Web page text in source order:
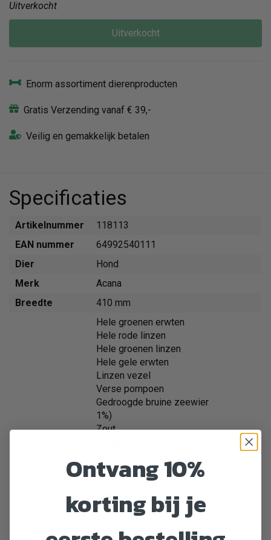
Uitverkocht
Uitverkocht
Enorm assortiment dierenproducten
Gratis Verzending vanaf € 39,-
Veilig en gemakkelijk betalen
Specificaties
Artikelnummer
118113
EAN nummer
64992540111
Dier
Hond
Merk
Acana
Breedte
410 mm
Hele groenen erwten
Hele rode linzen
Hele groenen linzen
Hele gele erwten
Linzen vezel
Verse pompoen
Gedroogde bruine zeewier
1%)
Zout
Cichoreiwortel
Mariadistel
Kliswortel
Heemstwortel
Ontvang 10%
korting bij je